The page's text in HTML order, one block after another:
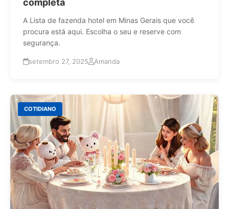
completa
A Lista de fazenda hotel em Minas Gerais que você
procura está aqui. Escolha o seu e reserve com
segurança.
setembro 27, 2025 Amanda
COTIDIANO